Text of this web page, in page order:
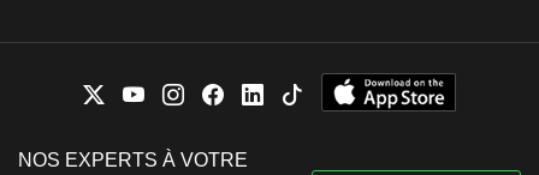
NOS EXPERTS À VOTRE